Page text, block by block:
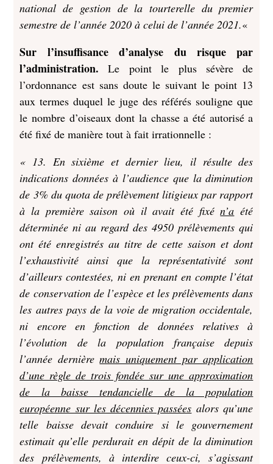
national de gestion de la tourterelle du premier
semestre de l’année 2020 à celui de l’année 2021.«
Sur l’insuffisance d’analyse du risque par
l’administration.Le point le plus sévère de
l’ordonnance est sans doute le suivant le point 13
aux termes duquel le juge des référés souligne que
le nombre d’oiseaux dont la chasse a été autorisé a
été fixé de manière tout à fait irrationnelle :
« 13. En sixième et dernier lieu, il résulte des
indications données à l’audience que la diminution
de 3% du quota de prélèvement litigieux par rapport
à la première saison où il avait été fixén’a été
déterminée ni au regard des 4950 prélèvements qui
ont été enregistrés au titre de cette saison et dont
l’exhaustivité ainsi que la représentativité sont
d’ailleurs contestées, ni en prenant en compte l’état
de conservation de l’espèce et les prélèvements dans
les autres pays de la voie de migration occidentale,
ni encore en fonction de données relatives à
l’évolution de la population française depuis
l’année dernièremais uniquement par application
d’une règle de trois fondée sur une approximation
de la baisse tendancielle de la population
européenne sur les décennies passées alors qu’une
telle baisse devait conduire si le gouvernement
estimait qu’elle perdurait en dépit de la diminution
des prélèvements, à interdire ceux-ci, s’agissant